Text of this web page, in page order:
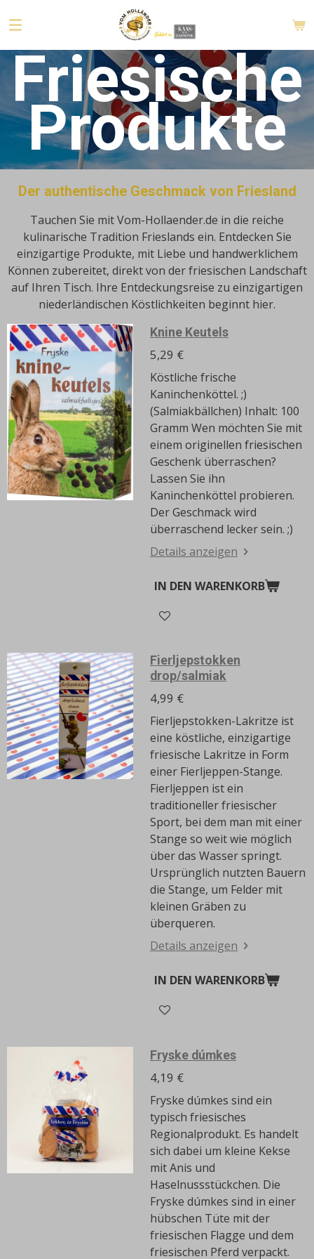
Hauptinhalt
springen
Friesische
Produkte
Der authentische Geschmack von Friesland
Tauchen Sie mit Vom-Hollaender.de in die reiche
kulinarische Tradition Frieslands ein. Entdecken Sie
einzigartige Produkte, mit Liebe und handwerklichem
Können zubereitet, direkt von der friesischen Landschaft
auf Ihren Tisch. Ihre Entdeckungsreise zu einzigartigen
niederländischen Köstlichkeiten beginnt hier.
Knine Keutels
5,29 €
Köstliche frische
Kaninchenköttel. ;)
(Salmiakbällchen) Inhalt: 100
Gramm Wen möchten Sie mit
einem originellen friesischen
Geschenk überraschen?
Lassen Sie ihn
Kaninchenköttel probieren.
Der Geschmack wird
überraschend lecker sein. ;)
Details anzeigen
IN DEN WARENKORB
Fierljepstokken
drop/salmiak
4,99 €
Fierljepstokken-Lakritze ist
eine köstliche, einzigartige
friesische Lakritze in Form
einer Fierljeppen-Stange.
Fierljeppen ist ein
traditioneller friesischer
Sport, bei dem man mit einer
Stange so weit wie möglich
über das Wasser springt.
Ursprünglich nutzten Bauern
die Stange, um Felder mit
kleinen Gräben zu
überqueren.
Details anzeigen
IN DEN WARENKORB
Fryske dúmkes
4,19 €
Fryske dúmkes sind ein
typisch friesisches
Regionalprodukt. Es handelt
sich dabei um kleine Kekse
mit Anis und
Haselnussstückchen. Die
Fryske dúmkes sind in einer
hübschen Tüte mit der
friesischen Flagge und dem
friesischen Pferd verpackt.